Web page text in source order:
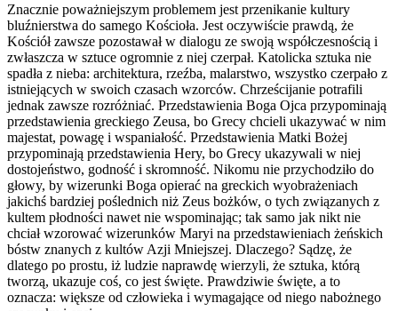
Znacznie poważniejszym problemem jest przenikanie kultury
bluźnierstwa do samego Kościoła. Jest oczywiście prawdą, że
Kościół zawsze pozostawał w dialogu ze swoją współczesnością i
zwłaszcza w sztuce ogromnie z niej czerpał. Katolicka sztuka nie
spadła z nieba: architektura, rzeźba, malarstwo, wszystko czerpało z
istniejących w swoich czasach wzorców. Chrześcijanie potrafili
jednak zawsze rozróżniać. Przedstawienia Boga Ojca przypominają
przedstawienia greckiego Zeusa, bo Grecy chcieli ukazywać w nim
majestat, powagę i wspaniałość. Przedstawienia Matki Bożej
przypominają przedstawienia Hery, bo Grecy ukazywali w niej
dostojeństwo, godność i skromność. Nikomu nie przychodziło do
głowy, by wizerunki Boga opierać na greckich wyobrażeniach
jakichś bardziej poślednich niż Zeus bożków, o tych związanych z
kultem płodności nawet nie wspominając; tak samo jak nikt nie
chciał wzorować wizerunków Maryi na przedstawieniach żeńskich
bóstw znanych z kultów Azji Mniejszej. Dlaczego? Sądzę, że
dlatego po prostu, iż ludzie naprawdę wierzyli, że sztuka, którą
tworzą, ukazuje coś, co jest święte. Prawdziwie święte, a to
oznacza: większe od człowieka i wymagające od niego nabożnego